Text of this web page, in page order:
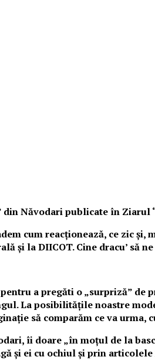
Năvodari publicate în Ziarul
cum reacționează, ce zic și,
și la DIICOT. Cine dracu’ să
a pregăti o „surpriză”
La posibilitățile noastre
să comparăm ce va urma,
îi doare „în moțul de la
și ei cu ochiul și prin articolele